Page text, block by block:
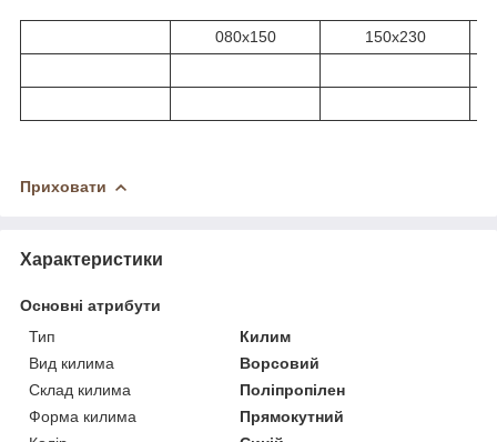
080х150 150x230
Приховати
Характеристики
Основні атрибути
Тип
Килим
Вид килима
Ворсовий
Склад килима
Поліпропілен
Форма килима
Прямокутний